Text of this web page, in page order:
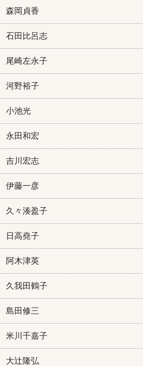
森岡貞香
石田比呂志
尾崎左永子
河野裕子
小池光
永田和宏
吉川宏志
伊藤一彦
久々湊盈子
日高堯子
阿木津英
久我田鶴子
島田修三
米川千嘉子
大辻隆弘